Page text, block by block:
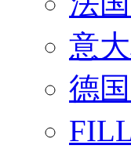
意
德